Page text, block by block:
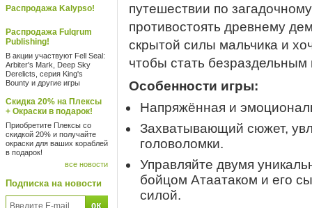
Распродажа Kalypso!
Распродажа Fulqrum
Publishing!
В акции участвуют Fell Seal:
Arbiter's Mark, Deep Sky
Derelicts, серия King's
Bounty и другие игры
Скидка 20% на Плексы
+ Окраски в подарок!
Приобретите Плексы со
скидкой 20% и получайте
окраски для ваших кораблей
в подарок!
все новости
Подписка на новости
путешествии по
противостоять древнему
скрытой силы мальчика и
чтобы стать
Особенности игры:
Напряжённая и
Захватывающий сюжет,
головоломки.
Управляйте двумя
бойцом Атаатаком и его
силой.